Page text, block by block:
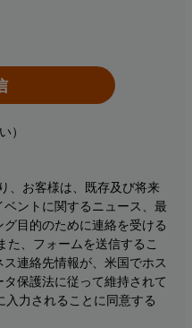
）
、お客様は、既存及び将来
ントに関するニュース、最
目的のために連絡を受ける
た、フォームを送信するこ
連絡先情報が、米国でホス
保護法に従って維持されて
入力されることに同意する